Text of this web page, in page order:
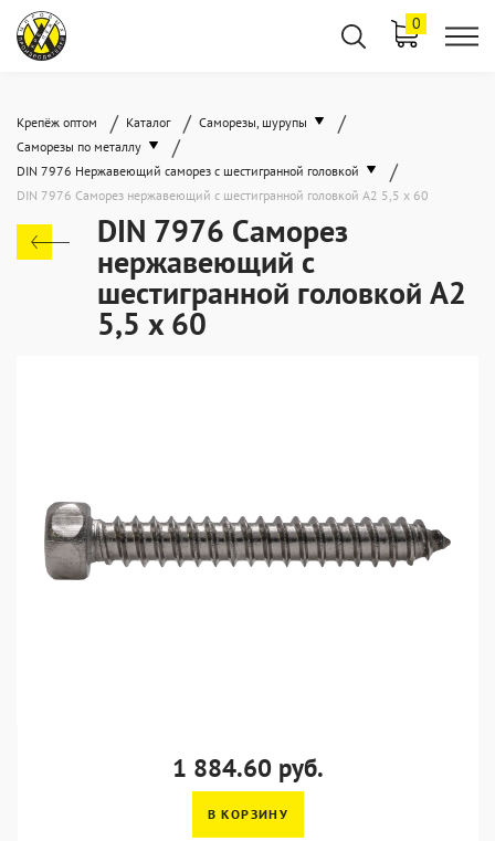
0
Крепёж оптом / Каталог / Саморезы, шурупы /
Саморезы по металлу /
DIN 7976 Нержавеющий саморез с шестигранной головкой /
DIN 7976 Саморез нержавеющий с шестигранной головкой А2 5,5 x 60
DIN 7976 Саморез
нержавеющий с
шестигранной головкой А2
5,5 x 60
1 884.60 руб.
В КОРЗИНУ